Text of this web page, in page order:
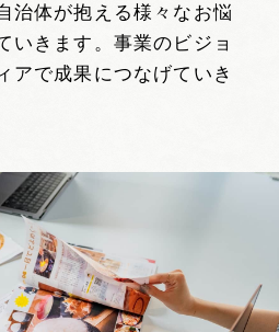
治体が抱える様々なお悩
いきます。 事業のビジョ
アで成果につなげていき